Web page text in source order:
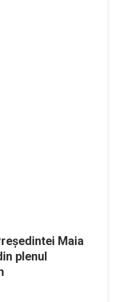
Maia
plenul